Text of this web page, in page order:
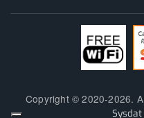
Copyright © 2020-2026.